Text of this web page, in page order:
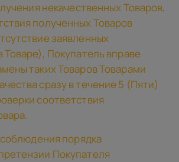
некачественных Товаров,
полученных Товаров
заявленных
Товаре), Покупатель вправе
таких Товаров Товарами
сразу в течение 5 (Пяти)
соответствия
порядка
Покупателя